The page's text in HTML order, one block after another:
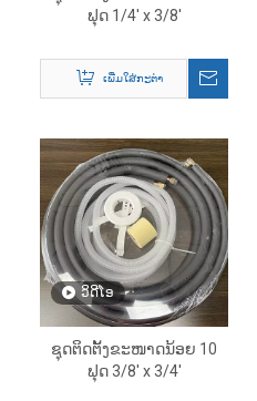
ຟຸດ 1/4' x 3/8'
ເພີ່ມໃສ່ກະຕ່າ
ວິດີໂອ
ຊຸດຕິດຕັ້ງຂະໜາດນ້ອຍ 10
ຟຸດ 3/8' x 3/4'